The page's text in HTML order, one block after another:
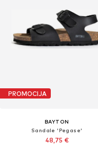
PROMOCIJA
BAYTON
Sandale 'Pegase'
48,75 €